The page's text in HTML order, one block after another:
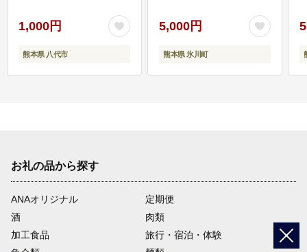
1,000円
熊本県 八代市
5,000円
熊本県 氷川町
お礼の品から探す
ANAオリジナル
定期便
酒
肉類
加工食品
旅行・宿泊・体験